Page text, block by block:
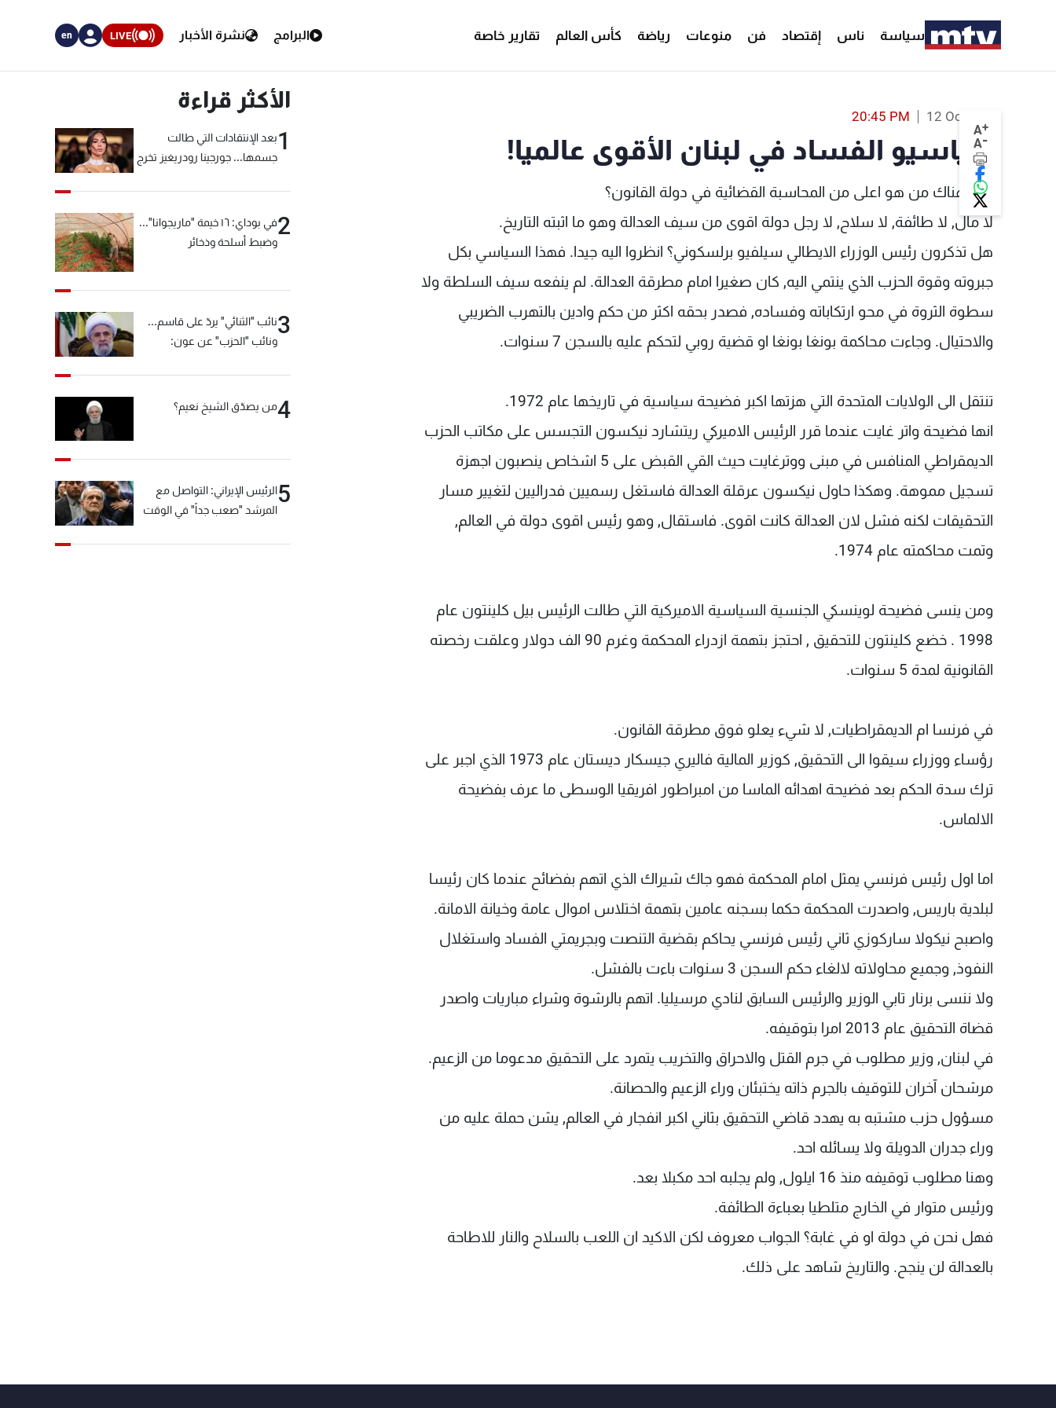
سياسة ناس إقتصاد فن منوعات رياضة كأس العالم تقارير خاصة البرامج نشرة الأخبار LIVE
en
A+
A-
12 Oct 2021
20:45 PM
سياسيو الفساد في لبنان الأقوى عالميا!
هل هناك من هو اعلى من المحاسبة القضائية في دولة القانون؟
لا مال, لا طائفة, لا سلاح, لا رجل دولة اقوى من سيف العدالة وهو ما اثبته التاريخ.
هل تذكرون رئيس الوزراء الايطالي سيلفيو برلسكوني؟ انظروا اليه جيدا. فهذا السياسي بكل
جبروته وقوة الحزب الذي ينتمي اليه, كان صغيرا امام مطرقة العدالة. لم ينفعه سيف السلطة ولا
سطوة الثروة في محو ارتكاباته وفساده, فصدر بحقه اكثر من حكم وادين بالتهرب الضريبي
والاحتيال. وجاءت محاكمة بونغا بونغا او قضية روبي لتحكم عليه بالسجن 7 سنوات.
تنتقل الى الولايات المتحدة التي هزتها اكبر فضيحة سياسية في تاريخها عام 1972.
انها فضيحة واتر غايت عندما قرر الرئيس الاميركي ريتشارد نيكسون التجسس على مكاتب الحزب
الديمقراطي المنافس في مبنى ووترغايت حيث القي القبض على 5 اشخاص ينصبون اجهزة
تسجيل مموهة. وهكذا حاول نيكسون عرقلة العدالة فاستغل رسميين فدراليين لتغيير مسار
التحقيقات لكنه فشل لان العدالة كانت اقوى. فاستقال, وهو رئيس اقوى دولة في العالم,
وتمت محاكمته عام 1974.
ومن ينسى فضيحة لوينسكي الجنسية السياسية الاميركية التي طالت الرئيس بيل كلينتون عام
1998 . خضع كلينتون للتحقيق , احتجز بتهمة ازدراء المحكمة وغرم 90 الف دولار وعلقت رخصته
القانونية لمدة 5 سنوات.
في فرنسا ام الديمقراطيات, لا شيء يعلو فوق مطرقة القانون.
رؤساء ووزراء سيقوا الى التحقيق, كوزير المالية فاليري جيسكار ديستان عام 1973 الذي اجبر على
ترك سدة الحكم بعد فضيحة اهدائه الماسا من امبراطور افريقيا الوسطى ما عرف بفضيحة
الالماس.
اما اول رئيس فرنسي يمثل امام المحكمة فهو جاك شيراك الذي اتهم بفضائح عندما كان رئيسا
لبلدية باريس, واصدرت المحكمة حكما بسجنه عامين بتهمة اختلاس اموال عامة وخيانة الامانة.
واصبح نيكولا ساركوزي ثاني رئيس فرنسي يحاكم بقضية التنصت وبجريمتي الفساد واستغلال
النفوذ, وجميع محاولاته لالغاء حكم السجن 3 سنوات باءت بالفشل.
ولا ننسى برنار تابي الوزير والرئيس السابق لنادي مرسيليا. اتهم بالرشوة وشراء مباريات واصدر
قضاة التحقيق عام 2013 امرا بتوقيفه.
في لبنان, وزير مطلوب في جرم القتل والاحراق والتخريب يتمرد على التحقيق مدعوما من الزعيم.
مرشحان آخران للتوقيف بالجرم ذاته يختبئان وراء الزعيم والحصانة.
مسؤول حزب مشتبه به يهدد قاضي التحقيق بثاني اكبر انفجار في العالم, يشن حملة عليه من
وراء جدران الدويلة ولا يسائله احد.
وهنا مطلوب توقيفه منذ 16 ايلول, ولم يجلبه احد مكبلا بعد.
ورئيس متوار في الخارج متلطيا بعباءة الطائفة.
فهل نحن في دولة او في غابة؟ الجواب معروف لكن الاكيد ان اللعب بالسلاح والنار للاطاحة
بالعدالة لن ينجح. والتاريخ شاهد على ذلك.
الأكثر قراءة
1بعد الإنتقادات التي طالت
جسمها... جورجينا رودريغيز تخرج
2
في بوداي: ١٦ خيمة "ماريجوانا"...
وضبط أسلحة وذخائر
3نائب "الثنائي" يردّ على قاسم...
ونائب "الحزب" عن عون:
4من يصدّق الشيخ نعيم؟
5الرئيس الإيراني: التواصل مع
المرشد "صعب جداً" في الوقت